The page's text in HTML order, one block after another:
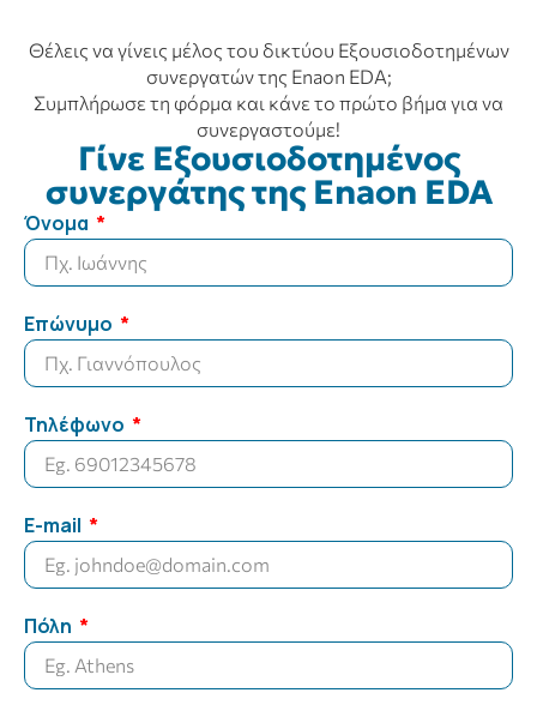
Θέλεις να γίνεις μέλος του δικτύου Εξουσιοδοτημένων
συνεργατών της Enaon EDA;
Συμπλήρωσε τη φόρμα και κάνε το πρώτο βήμα για να
συνεργαστούμε!
Γίνε Εξουσιοδοτημένος
συνεργάτης της Enaon EDA
Όνομα
Επώνυμο
Τηλέφωνο
E-mail
Πόλη